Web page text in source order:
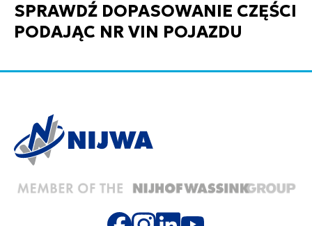
SPRAWDŹ DOPASOWANIE CZĘŚCI
PODAJĄC NR VIN POJAZDU